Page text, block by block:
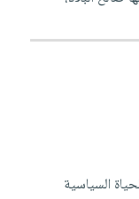
السياسية